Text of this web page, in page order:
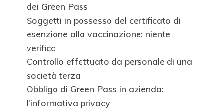
dei Green Pass
Soggetti in possesso del certificato di
esenzione alla vaccinazione: niente
verifica
Controllo effettuato da personale di una
società terza
Obbligo di Green Pass in azienda:
l’informativa privacy